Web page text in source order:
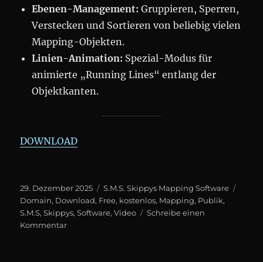
Ebenen-Management: Gruppieren, Sperren,
Verstecken und Sortieren von beliebig vielen
Mapping-Objekten.
Linien-Animation: Spezial-Modus für
animierte „Running Lines“ entlang der
Objektkanten.
DOWNLOAD
Veröffentlicht
am
29. Dezember 2025 Kategorien
S.M.S. Skippys Mapping Software
Domain, Download, Free, kostenlos, Mapping, Publik,
S.M.S,Skippys,Software,Video
Schreibe einen
Kommentarzu